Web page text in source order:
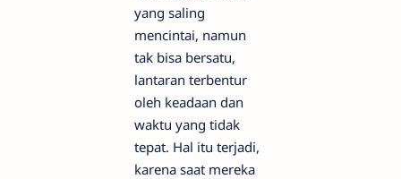
yang saling
mencintai, namun
tak bisa bersatu,
lantaran terbentur
oleh keadaan dan
waktu yang tidak
tepat. Hal itu terjadi,
karena saat mereka